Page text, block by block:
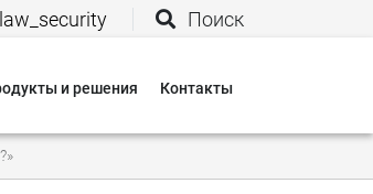
Поиск
и решения Контакты